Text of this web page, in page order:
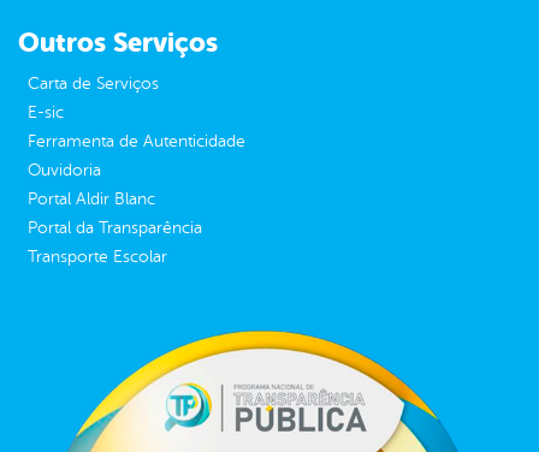
Outros Serviços
Carta de Serviços
E-sic
Ferramenta de Autenticidade
Ouvidoria
Portal Aldir Blanc
Portal da Transparência
Transporte Escolar